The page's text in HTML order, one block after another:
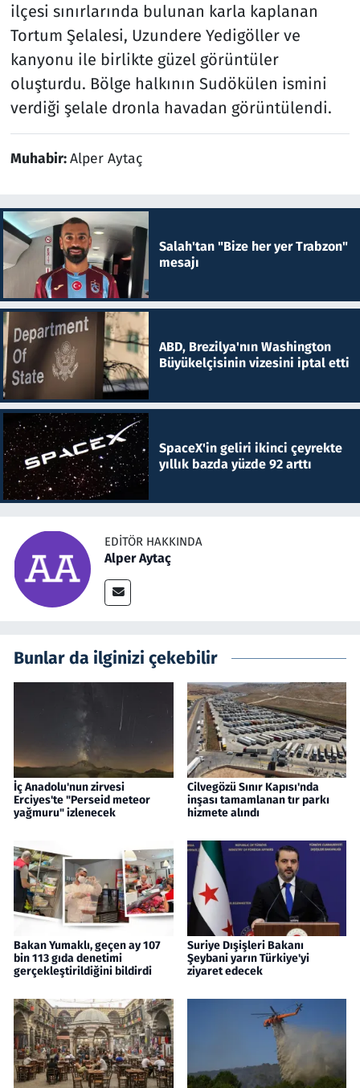
ilçesi sınırlarında bulunan karla kaplanan
Tortum Şelalesi, Uzundere Yedigöller ve
kanyonu ile birlikte güzel görüntüler
oluşturdu. Bölge halkının Sudökülen ismini
verdiği şelale dronla havadan görüntülendi.
Muhabir:Alper Aytaç
Salah'tan "Bize her yer Trabzon"
mesajı
ABD, Brezilya'nın Washington
Büyükelçisinin vizesini iptal etti
SpaceX'in geliri ikinci çeyrekte
yıllık bazda yüzde 92 arttı
EDITÖR HAKKINDA
Alper Aytaç
Bunlar da ilginizi çekebilir
İç Anadolu'nun zirvesi
Erciyes'te "Perseid meteor
yağmuru" izlenecek
Cilvegözü Sınır Kapısı'nda
inşası tamamlanan tır parkı
hizmete alındı
Bakan Yumaklı, geçen ay 107
bin 113 gıda denetimi
gerçekleştirildiğini bildirdi
Suriye Dışişleri Bakanı
Şeybani yarın Türkiye'yi
ziyaret edecek